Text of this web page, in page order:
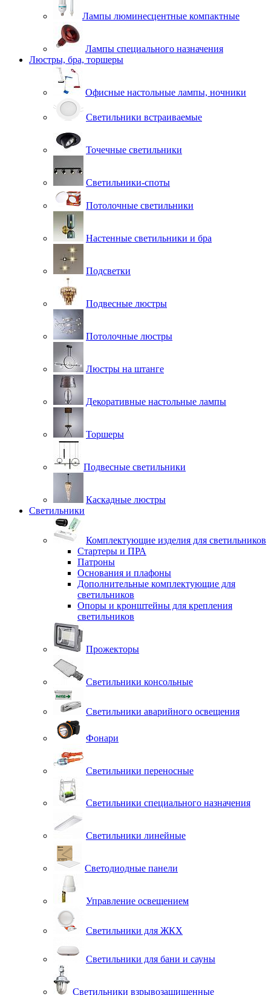
Лампы люминесцентные компактные
Лампы специального назначения
Люстры, бра, торшеры
Офисные настольные лампы, ночники
Светильники встраиваемые
Точечные светильники
Светильники-споты
Потолочные светильники
Настенные светильники и бра
Подсветки
Подвесные люстры
Потолочные люстры
Люстры на штанге
Декоративные настольные лампы
Торшеры
Подвесные светильники
Каскадные люстры
Светильники
Комплектующие изделия для светильников
Стартеры и ПРА
Патроны
Основания и плафоны
Дополнительные комплектующие для
светильников
Опоры и кронштейны для крепления
светильников
Прожекторы
Светильники консольные
Светильники аварийного освещения
Фонари
Светильники переносные
Светильники специального назначения
Светильники линейные
Светодиодные панели
Управление освещением
Светильники для ЖКХ
Светильники для бани и сауны
Светильники взрывозащищенные